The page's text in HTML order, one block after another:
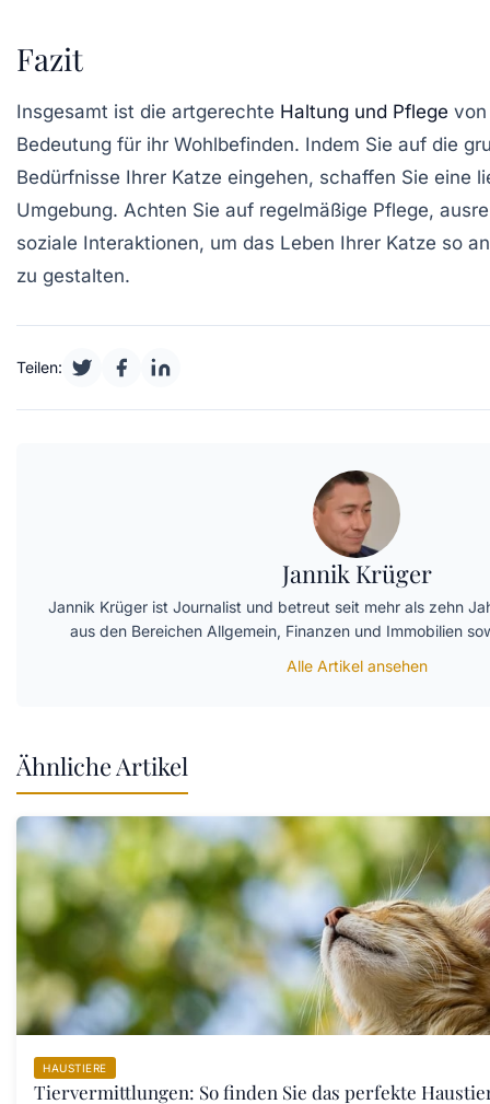
Fazit
Insgesamt ist die artgerechte Haltung und Pflege
Bedeutung für ihr Wohlbefinden. Indem Sie auf die
Bedürfnisse Ihrer Katze eingehen, schaffen Sie eine
Umgebung. Achten Sie auf regelmäßige Pflege,
soziale Interaktionen, um das Leben Ihrer Katze so
zu gestalten.
Teilen:
Jannik Krüger
Jannik Krüger ist Journalist und betreut seit mehr als zehn
aus den Bereichen Allgemein, Finanzen und Immobilien
Alle Artikel ansehen
Ähnliche Artikel
HAUSTIERE
Tiervermittlungen: So finden Sie das perfekte